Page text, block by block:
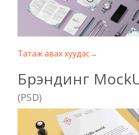
Татаж авах хуудас→
Брэндинг
(PSD)